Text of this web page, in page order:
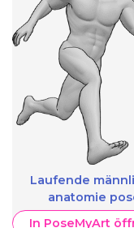
Laufende
anatomie
In PoseMyArt